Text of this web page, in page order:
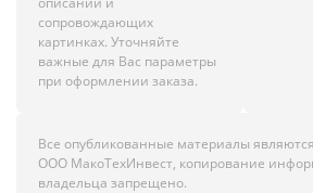
сопровождающих
картинках. Уточняйте
важные для Вас параметры
при оформлении заказа.
Все опубликованные материалы
ООО МакоТехИнвест, копирование
владельца запрещено.